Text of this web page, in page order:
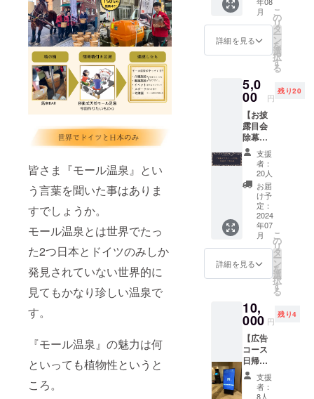
皆さま『モール温泉』とい
う言葉を聞いた事はありま
すでしょうか。
モール温泉とは世界でたっ
た2つ日本とドイツのみしか
発見されていない世界的に
見てもかなり珍しい温泉で
す。
『モール温泉』の魅力は何
といっても植物性というと
ころ。
日帰り
入浴券1
枚
1,500円
浴券使
用方法
入浴券
をフロ
ントス
タッフ
にお渡
しくだ
さい。
※画像は
イメー
ジとな
りま
す。 ※
有効期
限は裏
面の日
付から5
ていた
だきま
す。 ※
メール
アドレ
スのご
記入お
忘れな
（ご支
援のお
礼メッ
セージ
を送ら
せてい
ま
す。）
・移動
式天然
モール
足湯
ロゴ
オリジ
ナルス
テッ
カー ・
ふく井
ホテル
日帰り
入浴券2
枚
3,000円
1,500円
×2回分)
■日帰り
入浴券
使用方
法 入浴
券をフ
ロント
月
詳細を見る
こ
の
リ
タ
ー
ン
を
選
択
す
る
5,0
00 円
残り20
【お披
露目会
除幕式
参加券
40名様
限定＋
日帰り
入浴券
ペアチ
ケット
付き】
（内
容） 移
動式天
然モー
ル足湯
し、お
披露目
会 除幕
式にご
参加い
ただけ
ます。
2名様で
ご利用
支援
者：
20人
お届
け予
定：
2024
年07
月
詳細を見る
こ
の
リ
タ
ー
ン
を
選
択
す
る
10,
000 円
残り4
【広告
コース
日帰り
入浴券5
枚付
き】
支援
者：
8人